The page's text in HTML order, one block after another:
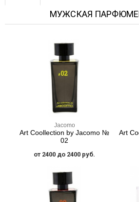
МУЖСКАЯ
Jacomo
Art Coollection by Jacomo №
02
от 2400 до 2400 руб.
Art